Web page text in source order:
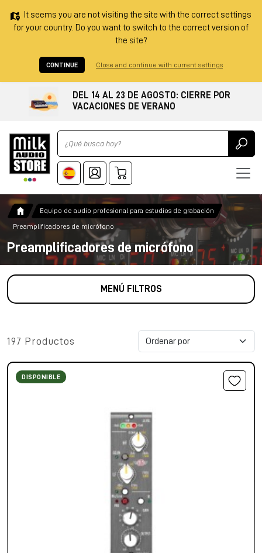
It seems you are not visiting the site with the correct settings
for your country. Do you want to switch to the correct version of
the site?
CONTINUE Close and continue with current settings
DEL 14 AL 23 DE AGOSTO: CIERRE POR
VACACIONES DE VERANO
Ricerca
Equipo de audio profesional para estudios de grabación
Preamplificadores de micrófono
Preamplificadores de micrófono
MENÚ FILTROS
197 Productos
DISPONIBLE